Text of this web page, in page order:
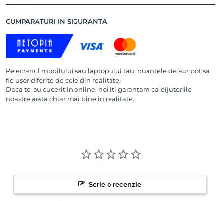
CUMPARATURI IN SIGURANTA
Pe ecranul mobilului sau laptopului tau, nuantele de aur pot sa
fie usor diferite de cele din realitate.
Daca te-au cucerit in online, noi iti garantam ca bijuteriile
noastre arata chiar mai bine in realitate.
Scrie o recenzie